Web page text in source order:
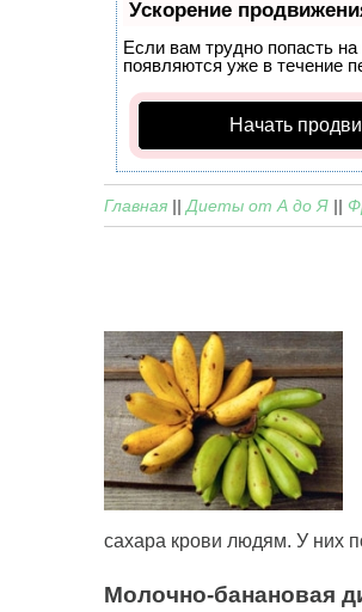
Ускорение
Если вам трудно попасть
появляются уже в течение
Начать
Главная || Диеты от А до Я ||
сахара крови людям. У них
Молочно-банановая